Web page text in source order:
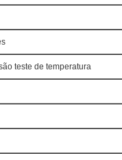
teste de temperatura